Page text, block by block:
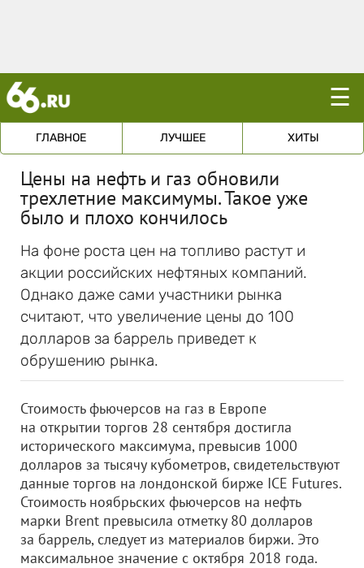
☰
ГЛАВНОЕ ЛУЧШЕЕ ХИТЫ
Цены на нефть и газ обновили
трехлетние максимумы. Такое уже
было и плохо кончилось
На фоне роста цен на топливо растут и
акции российских нефтяных компаний.
Однако даже сами участники рынка
считают, что увеличение цены до 100
долларов за баррель приведет к
обрушению рынка.
Стоимость фьючерсов на газ в Европе
на открытии торгов 28 сентября достигла
исторического максимума, превысив 1000
долларов за тысячу кубометров, свидетельствуют
данные торгов на лондонской бирже ICE Futures.
Стоимость ноябрьских фьючерсов на нефть
марки Brent превысила отметку 80 долларов
за баррель, следует из материалов биржи. Это
максимальное значение с октября 2018 года.